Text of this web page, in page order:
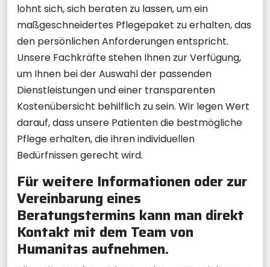
lohnt sich, sich beraten zu lassen, um ein
maßgeschneidertes Pflegepaket zu erhalten, das
den persönlichen Anforderungen entspricht.
Unsere Fachkräfte stehen Ihnen zur Verfügung,
um Ihnen bei der Auswahl der passenden
Dienstleistungen und einer transparenten
Kostenübersicht behilflich zu sein. Wir legen Wert
darauf, dass unsere Patienten die bestmögliche
Pflege erhalten, die ihren individuellen
Bedürfnissen gerecht wird.
Für weitere Informationen oder zur
Vereinbarung eines
Beratungstermins kann man direkt
Kontakt mit dem Team von
Humanitas aufnehmen.